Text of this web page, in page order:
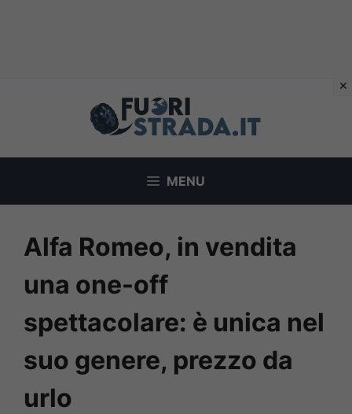
MENU
Alfa Romeo, in vendita
una one-off
spettacolare: è unica nel
suo genere, prezzo da
urlo